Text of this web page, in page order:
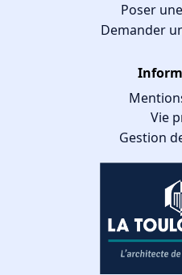
Poser
Demander
Vie
Gestion
GESTION DES